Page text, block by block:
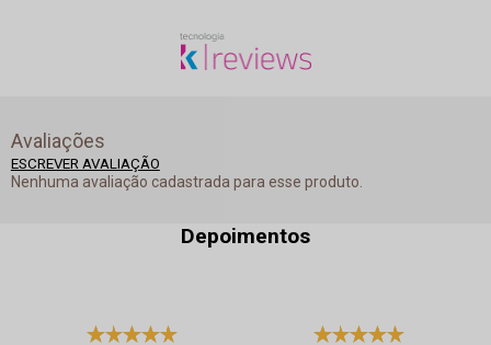
Avaliações
ESCREVER AVALIAÇÃO
Nenhuma avaliação cadastrada para esse produto.
Depoimentos